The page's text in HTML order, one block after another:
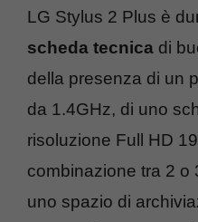
LG Stylus 2 Plus è
scheda tecnica di
della presenza di un
da 1.4GHz, di uno
risoluzione Full HD
combinazione tra 2 o
uno spazio di